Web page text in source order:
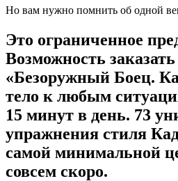
Но вам нужно помнить об одной
Это ограниченное
Возможность
«Безоружный Боец.
тело к любым
15 минут в день. 73
упражнения стиля
самой минимальной
совсем скоро.